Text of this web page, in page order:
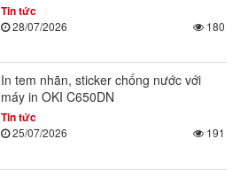
Tin tức
28/07/2026 180
In tem nhãn, sticker chống nước với
máy in OKI C650DN
Tin tức
25/07/2026 191